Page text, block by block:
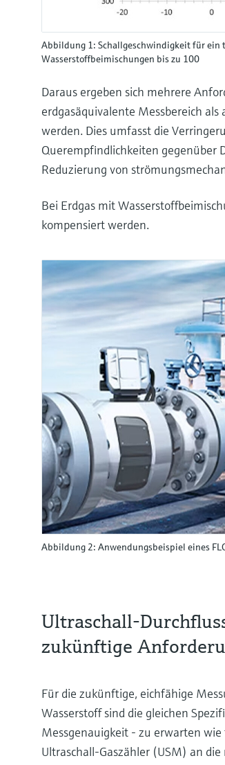
Abbildung 1: Schallgeschwindigkeit für ein
Wasserstoffbeimischungen bis zu 100
Daraus ergeben sich mehrere
erdgasäquivalente Messbereich
werden. Dies umfasst die
Querempfindlichkeiten gegenüber
Reduzierung von
Bei Erdgas mit
kompensiert werden.
Abbildung 2: Anwendungsbeispiel eines
Ultraschall-
zukünftige
Für die zukünftige, eichfähige
Wasserstoff sind die gleichen
Messgenauigkeit - zu erwarten
Ultraschall-Gaszähler (USM) an